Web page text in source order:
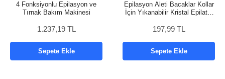
4 Fonksiyonlu Epilasyon ve
Tırnak Bakım Makinesi
1.237,19 TL
Sepete Ekle
Epilasyon Aleti Bacaklar Kollar
İçin Yıkanabilir Kristal Epilatör
197,99 TL
Sepete Ekle